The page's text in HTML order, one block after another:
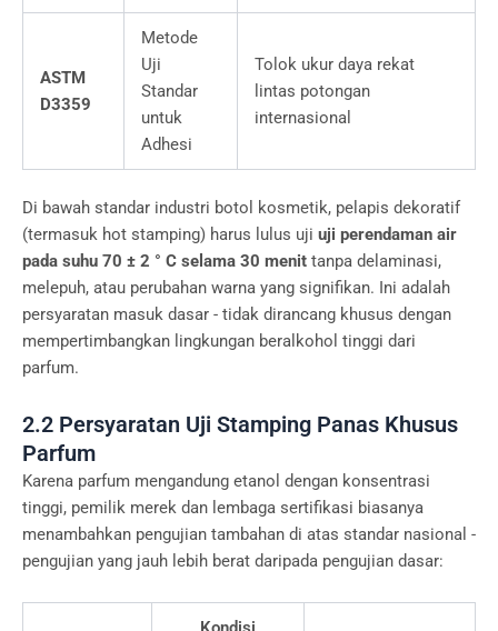
ASTM
D3359
Metode
Uji
Standar
untuk
Adhesi
Tolok ukur daya rekat
lintas potongan
internasional
Di bawah standar industri botol kosmetik, pelapis dekoratif
(termasuk hot stamping) harus lulus uji uji perendaman air
pada suhu 70 ± 2 ° C selama 30 menit tanpa delaminasi,
melepuh, atau perubahan warna yang signifikan. Ini adalah
persyaratan masuk dasar - tidak dirancang khusus dengan
mempertimbangkan lingkungan beralkohol tinggi dari
parfum.
2.2 Persyaratan Uji Stamping Panas Khusus
Parfum
Karena parfum mengandung etanol dengan konsentrasi
tinggi, pemilik merek dan lembaga sertifikasi biasanya
menambahkan pengujian tambahan di atas standar nasional -
pengujian yang jauh lebih berat daripada pengujian dasar: